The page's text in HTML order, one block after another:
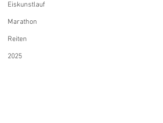
Eiskunstlauf
Marathon
Reiten
2025